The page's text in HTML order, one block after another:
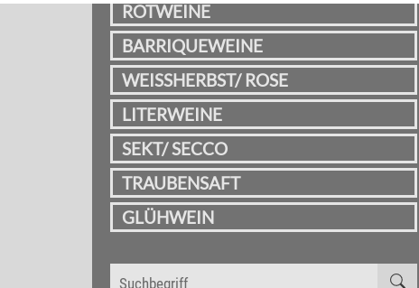
ROTWEINE
BARRIQUEWEINE
WEISSHERBST/ ROSE
LITERWEINE
SEKT/ SECCO
TRAUBENSAFT
GLÜHWEIN